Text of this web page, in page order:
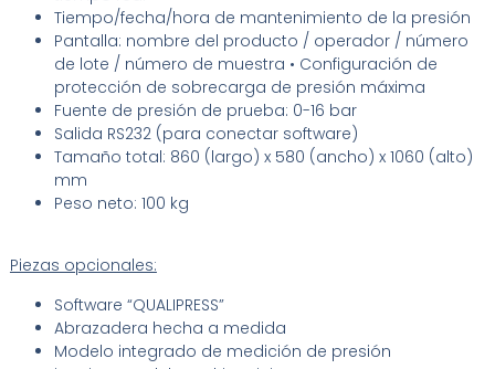
Tiempo/fecha/hora de mantenimiento de la presión
Pantalla: nombre del producto / operador / número
de lote / número de muestra • Configuración de
protección de sobrecarga de presión máxima
Fuente de presión de prueba: 0-16 bar
Salida RS232 (para conectar software)
Tamaño total: 860 (largo) x 580 (ancho) x 1060 (alto)
mm
Peso neto: 100 kg ​
Piezas opcionales:
Software “QUALIPRESS”
Abrazadera hecha a medida
Modelo integrado de medición de presión